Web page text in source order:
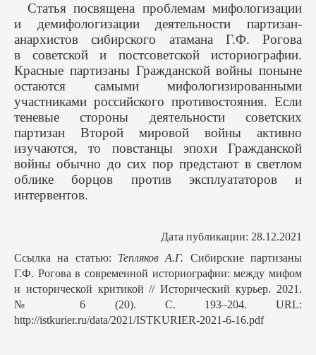
Статья посвящена проблемам мифологизации
и демифологизации деятельности партизан-
анархистов сибирского атамана Г.Ф. Рогова
в советской и постсоветской историографии.
Красные партизаны Гражданской войны поныне
остаются самыми мифологизированными
участниками российского противостояния. Если
теневые стороны деятельности советских
партизан Второй мировой войны активно
изучаются, то повстанцы эпохи Гражданской
войны обычно до сих пор предстают в светлом
облике борцов против эксплуататоров и
интервентов.
Дата публикации: 28.12.2021
Ссылка на статью: Тепляков А.Г. Сибирские партизаны
Г.Ф. Рогова в современной историографии: между мифом
и исторической критикой // Исторический курьер. 2021.
№ 6 (20). С. 193–204. URL:
http://istkurier.ru/data/2021/ISTKURIER-2021-6-16.pdf